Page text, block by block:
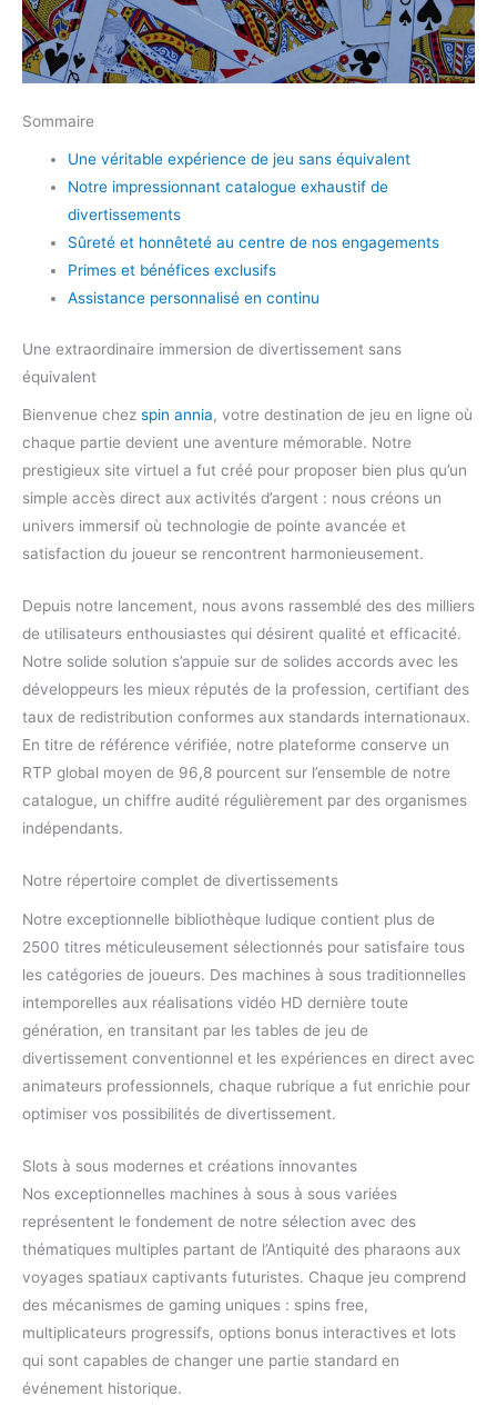
Sommaire
Une véritable expérience de jeu sans équivalent
Notre impressionnant catalogue exhaustif de
divertissements
Sûreté et honnêteté au centre de nos engagements
Primes et bénéfices exclusifs
Assistance personnalisé en continu
Une extraordinaire immersion de divertissement sans
équivalent
Bienvenue chez spin annia, votre destination de jeu en ligne où
chaque partie devient une aventure mémorable. Notre
prestigieux site virtuel a fut créé pour proposer bien plus qu’un
simple accès direct aux activités d’argent : nous créons un
univers immersif où technologie de pointe avancée et
satisfaction du joueur se rencontrent harmonieusement.
Depuis notre lancement, nous avons rassemblé des des milliers
de utilisateurs enthousiastes qui désirent qualité et efficacité.
Notre solide solution s’appuie sur de solides accords avec les
développeurs les mieux réputés de la profession, certifiant des
taux de redistribution conformes aux standards internationaux.
En titre de référence vérifiée, notre plateforme conserve un
RTP global moyen de 96,8 pourcent sur l’ensemble de notre
catalogue, un chiffre audité régulièrement par des organismes
indépendants.
Notre répertoire complet de divertissements
Notre exceptionnelle bibliothèque ludique contient plus de
2500 titres méticuleusement sélectionnés pour satisfaire tous
les catégories de joueurs. Des machines à sous traditionnelles
intemporelles aux réalisations vidéo HD dernière toute
génération, en transitant par les tables de jeu de
divertissement conventionnel et les expériences en direct avec
animateurs professionnels, chaque rubrique a fut enrichie pour
optimiser vos possibilités de divertissement.
Slots à sous modernes et créations innovantes
Nos exceptionnelles machines à sous à sous variées
représentent le fondement de notre sélection avec des
thématiques multiples partant de l’Antiquité des pharaons aux
voyages spatiaux captivants futuristes. Chaque jeu comprend
des mécanismes de gaming uniques : spins free,
multiplicateurs progressifs, options bonus interactives et lots
qui sont capables de changer une partie standard en
événement historique.